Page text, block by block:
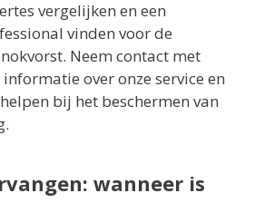
vergelijken en een
vinden voor de
Neem contact met
over onze service en
bij het beschermen van
wanneer is